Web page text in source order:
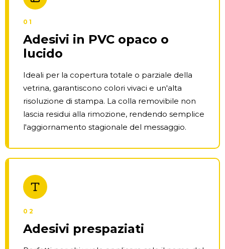
01
Adesivi in PVC opaco o
lucido
Ideali per la copertura totale o parziale della
vetrina, garantiscono colori vivaci e un'alta
risoluzione di stampa. La colla removibile non
lascia residui alla rimozione, rendendo semplice
l'aggiornamento stagionale del messaggio.
02
Adesivi prespaziati